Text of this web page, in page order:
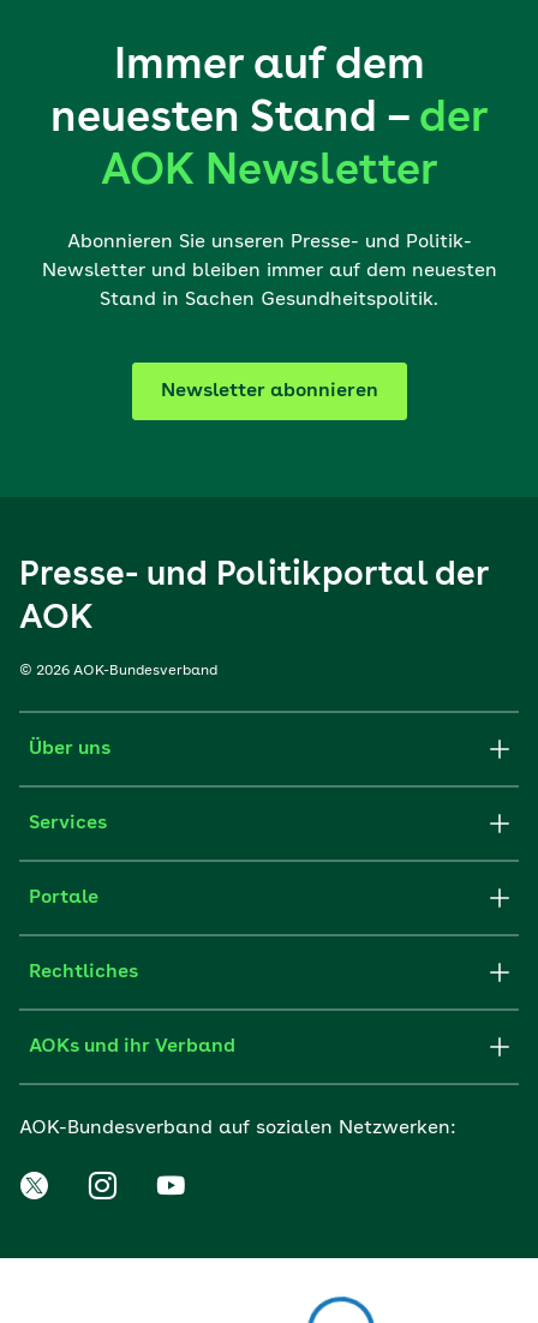
Immer auf dem
neuesten Stand – der
AOK Newsletter
Abonnieren Sie unseren Presse- und Politik-
Newsletter und bleiben immer auf dem neuesten
Stand in Sachen Gesundheitspolitik.
Newsletter abonnieren
Presse- und Politikportal der
AOK
© 2026 AOK-Bundesverband
Über uns
Services
Portale
Rechtliches
AOKs und ihr Verband
AOK-Bundesverband auf sozialen Netzwerken: